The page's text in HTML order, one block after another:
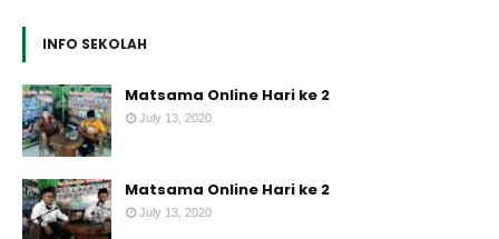
INFO SEKOLAH
Matsama Online Hari ke 2
July 13, 2020
Matsama Online Hari ke 2
July 13, 2020